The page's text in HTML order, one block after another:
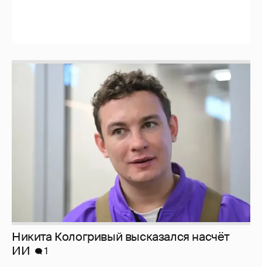
Никита Кологривый высказался насчёт